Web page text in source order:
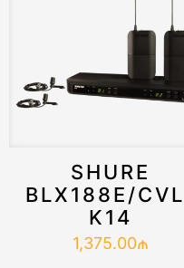
SHURE
BLX188E/
K14
1,375.00₼